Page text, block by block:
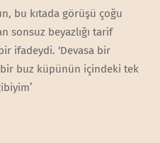
bu kıtada görüşü çoğu
sonsuz beyazlığı tarif
ifadeydi. ‘Devasa bir
buz küpünün içindeki tek